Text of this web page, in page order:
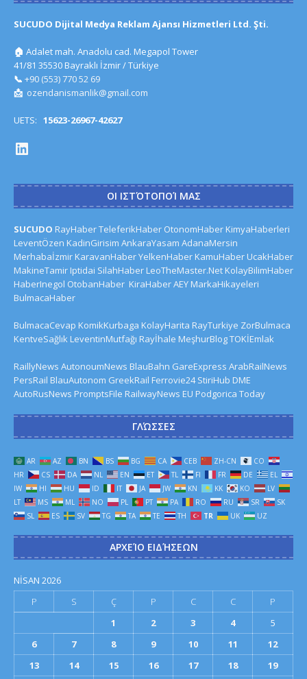
SUCUDO Dijital Medya Reklam Ajansı Hizmetleri Ltd. Şti.
🏠 Adalet mah. Anadolu cad. Megapol Tower
41/81 35530 Bayraklı İzmir / Türkiye
📞 +90 (553) 770 52 69
📩 ozendanismanlik@gmail.com
UETS: 15623-26967-42627
ΟΙ ΙΣΤΌΤΟΠΟΊ ΜΑΣ
SUCUDO RayHaberTeleferikHaber OtonomHaber KimyaHaberleri
LeventÖzen KadinGirisim AnkaraYasam AdanaMersin
Merhabaİzmir KaravanHaberYelkenHaber KamuHaber UcakHaber
MakineTamir Iptidai SilahHaber LeoTheMaster.Net KolayBilimHaber
HaberInegol OtobanHaber KiraHaberAEY MarkaHikayeleri
BulmacaHaber
BulmacaCevap KomikKurbaga KolayHarita RayTurkiye ZorBulmaca
KentveSağlık LeventinMutfağı Rayİhale MeşhurBlogTOKİEmlak
RaillyNews AutonoumNews BlauBahn GareExpress ArabRailNews
PersRail BlauAutonom GreekRail Ferrovie24 StiriHub DME
AutoRusNews PromptsFile RailwayNews EU Podgorica Today
ΓΛΏΣΣΕΣ
AR AZ BN BS BG CA CEB ZH-CN
CO
HR
CS DA NL EN ET TL FI FR DE
EL
IW
HI HU ID IT JA JW KN KK KO
LV
LT
MS ML NO PL PT PA RO RU SR
SK
SL
ES SV TG TA TE TH TR UK UZ
ΑΡΧΕΊΟ ΕΙΔΉΣΕΩΝ
NISAN 2026
P
S Ç P C C
P
1
2 3 4
5
6
7 8 9 10 11
12
13
14 15 16 17 18 19